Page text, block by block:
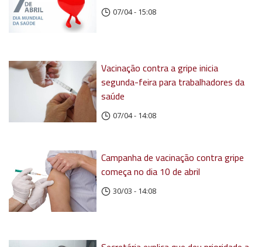
07/04 - 15:08
Vacinação contra a gripe inicia
segunda-feira para trabalhadores da
saúde
07/04 - 14:08
Campanha de vacinação contra gripe
começa no dia 10 de abril
30/03 - 14:08